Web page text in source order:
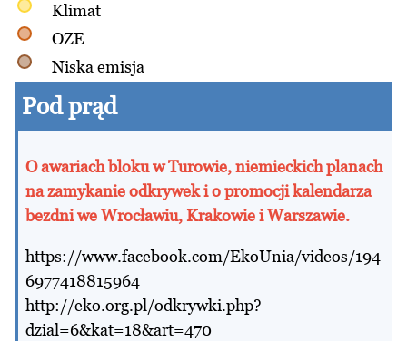
Klimat
OZE
Niska emisja
Pod prąd
O awariach bloku w Turowie, niemieckich planach
na zamykanie odkrywek i o promocji kalendarza
bezdni we Wrocławiu, Krakowie i Warszawie.
https://www.facebook.com/EkoUnia/videos/194
6977418815964
http://eko.org.pl/odkrywki.php?
dzial=6&kat=18&art=470